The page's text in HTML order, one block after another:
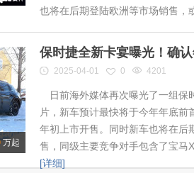
也将在后期登陆欧洲等市场销售，
万起
保时捷全新卡宴曝光！确
2025-04-01 0 4201
日前海外媒体再次曝光了一组保
片，新车预计最快将于今年年底
年初上市开售。同时新车也将在后
售，同级主要竞争对手包含了宝马
[详细]